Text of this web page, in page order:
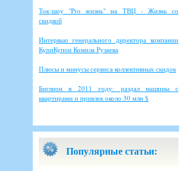
Ток-шоу "Pro жизнь" на ТВЦ - Жизнь со
скидкой
Интервью генерального директора компании
КупиКупон Комила Рузаева
Плюсы и минусы сервиса коллективных скидок
Биглион в 2011 году: раздал машины с
квартирами и привлек около 30 млн $
Популярные статьи: